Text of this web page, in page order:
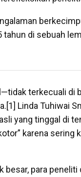
di sebuah
terkecuali di
Linda Tuhiwai
yang tinggal di
karena sering
para